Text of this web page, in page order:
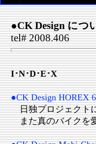
●CK
tel# 2008.406
I･N･D･E･X
●CK Design HOREX
日独プロジェクト
また真のバイクを